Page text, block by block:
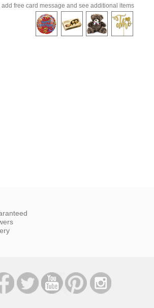
add free card message and see additional items